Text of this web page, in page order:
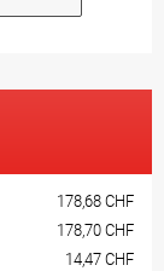
178,68 CHF
178,70 CHF
14,47 CHF